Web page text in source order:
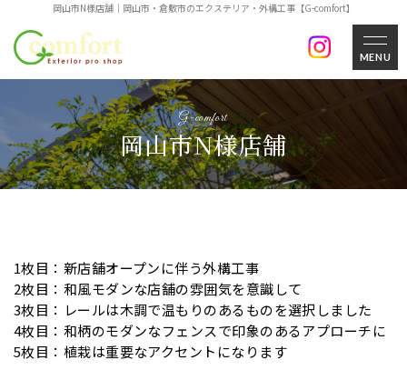
岡山市N様店舗｜岡山市・倉敷市のエクステリア・外構工事【G-comfort】
MENU
岡山市N様店舗
1枚目：新店舗オープンに伴う外構工事
2枚目：和風モダンな店舗の雰囲気を意識して
3枚目：レールは木調で温もりのあるものを選択しました
4枚目：和柄のモダンなフェンスで印象のあるアプローチに
5枚目：植栽は重要なアクセントになります